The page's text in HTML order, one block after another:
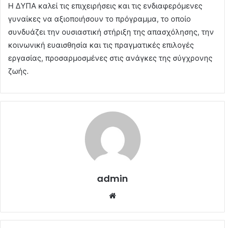
Η ΔΥΠΑ καλεί τις επιχειρήσεις και τις ενδιαφερόμενες
γυναίκες να αξιοποιήσουν το πρόγραμμα, το οποίο
συνδυάζει την ουσιαστική στήριξη της απασχόλησης, την
κοινωνική ευαισθησία και τις πραγματικές επιλογές
εργασίας, προσαρμοσμένες στις ανάγκες της σύγχρονης
ζωής.
admin